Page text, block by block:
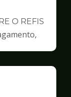
O REFIS